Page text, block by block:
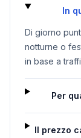
In
Di giorno
notturne o
in base a
Per
Il prezzo